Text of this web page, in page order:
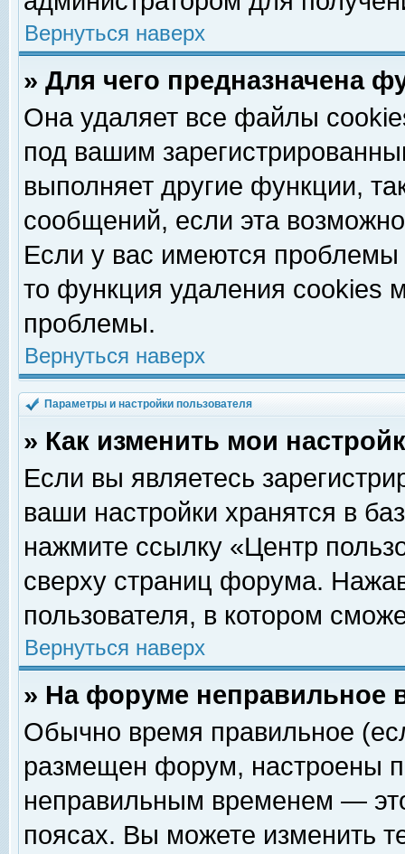
Вернуться наверх
» Для чего предназначена
Она удаляет все файлы
под вашим
выполняет другие функции,
сообщений, если эта
Если у вас имеются
то функция удаления cookies
проблемы.
Вернуться наверх
Параметры и настройки пользователя
» Как изменить мои
Если вы являетесь
ваши настройки хранятся в
нажмите ссылку «Центр
сверху страниц форума.
пользователя, в котором
Вернуться наверх
» На форуме неправильное
Обычно время правильное
размещен форум, настроены
неправильным временем —
поясах. Вы можете изменить